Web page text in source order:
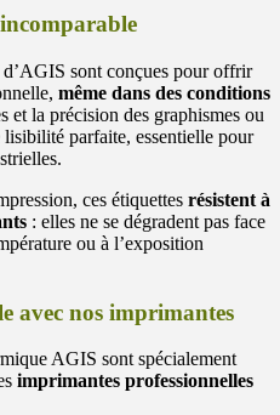
sont conçues pour offrir
même dans des conditions
et la précision des graphismes ou
lisibilité parfaite, essentielle pour
ces étiquettes résistent à
: elles ne se dégradent pas face
ou à l’exposition
avec nos imprimantes
AGIS sont spécialement
imprimantes professionnelles